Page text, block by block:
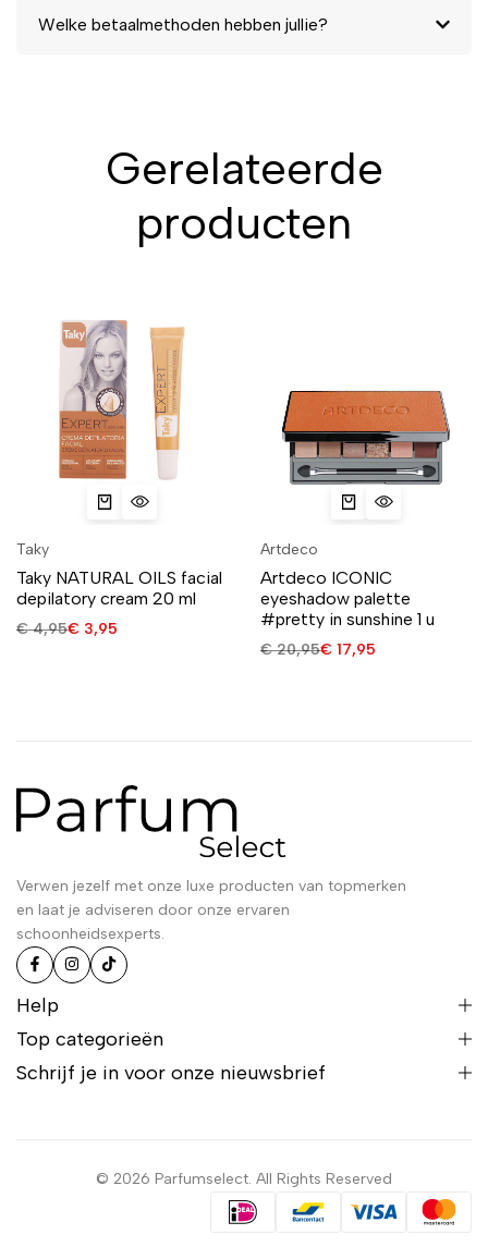
Welke betaalmethoden hebben jullie?
Gerelateerde
producten
Taky
Taky NATURAL OILS facial
depilatory cream 20 ml
€4,95€ 3,95
Artdeco
Artdeco ICONIC
eyeshadow palette
#pretty in sunshine 1 u
€20,95€ 17,95
Verwen jezelf met onze luxe producten van topmerken
en laat je adviseren door onze ervaren
schoonheidsexperts.
Help
Top categorieën
Schrijf je in voor onze nieuwsbrief
© 2026 Parfumselect. All Rights Reserved